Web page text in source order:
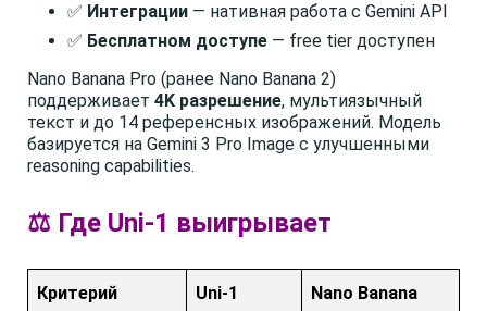
✅ Интеграции — нативная работа с Gemini API
✅ Бесплатном доступе — free tier доступен
Nano Banana Pro (ранее Nano Banana 2)
поддерживает 4K разрешение, мультиязычный
текст и до 14 референсных изображений. Модель
базируется на Gemini 3 Pro Image с улучшенными
reasoning capabilities.
⚖️ Где Uni-1 выигрывает
Критерий Uni-1 Nano Banana